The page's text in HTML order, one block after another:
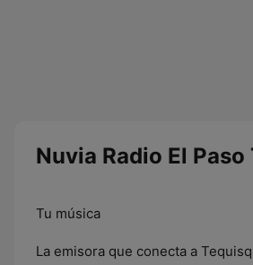
Nuvia Radio El
Tu música
La emisora que conecta a